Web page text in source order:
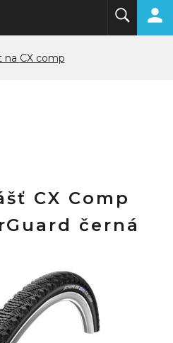
CX comp
CX Comp
černá